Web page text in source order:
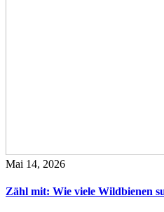
Mai 14, 2026
Zähl mit: Wie viele Wildbienen